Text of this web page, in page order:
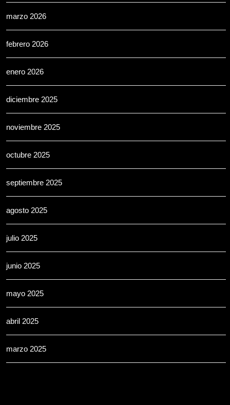
marzo 2026
febrero 2026
enero 2026
diciembre 2025
noviembre 2025
octubre 2025
septiembre 2025
agosto 2025
julio 2025
junio 2025
mayo 2025
abril 2025
marzo 2025